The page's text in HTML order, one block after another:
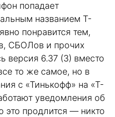
попадает
названием Т-
понравится тем,
СБОЛов и прочих
версия 6.37 (3) вместо
то же самое, но в
с «Тинькофф» на «Т-
уведомления об
это продлится — никто